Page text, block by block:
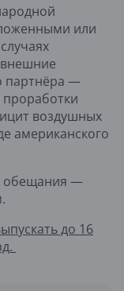
или
партнёра —
воздушных
американского
обещания —
до 16